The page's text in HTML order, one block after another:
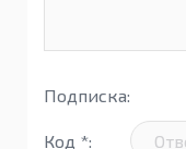
Подписка:
Код *: